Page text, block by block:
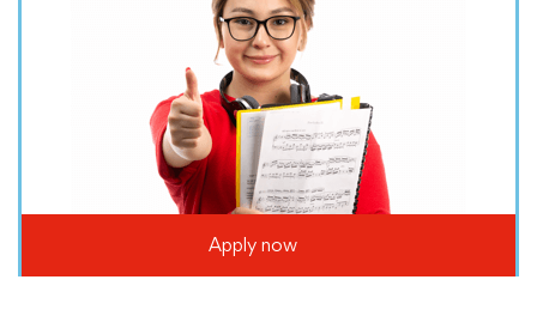
Apply now